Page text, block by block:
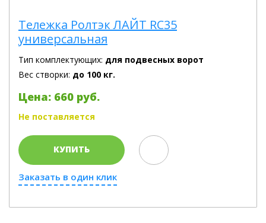
Тележка Ролтэк ЛАЙТ RC35
универсальная
Тип комплектующих: для подвесных ворот
Вес створки: до 100 кг.
Цена: 660 руб.
Не поставляется
КУПИТЬ
Заказать в один клик